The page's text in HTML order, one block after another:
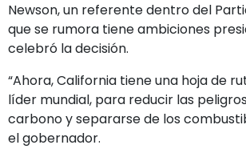
Newson, un referente dentro del
que se rumora tiene ambiciones
celebró la decisión.
“Ahora, California tiene una hoja de
líder mundial, para reducir las
carbono y separarse de los
el gobernador.